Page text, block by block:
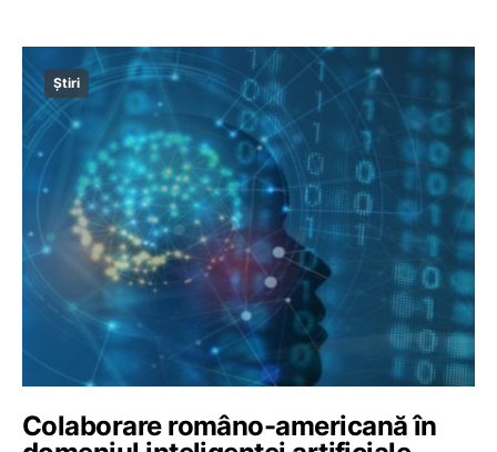
Știri
Colaborare româno-americană în